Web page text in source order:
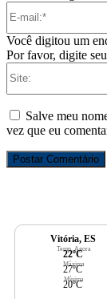
Você digitou um
Por favor, digite
Salve meu
vez que eu
Vitória, ES
Temp. Agora
22ºC
Máxima
27ºC
Mínima
20ºC